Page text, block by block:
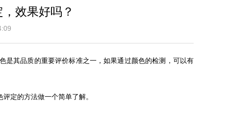
效果好吗？
是其品质的重要评价标准之一，如果通过颜色的检测，可以有
的。
定的方法做一个简单了解。